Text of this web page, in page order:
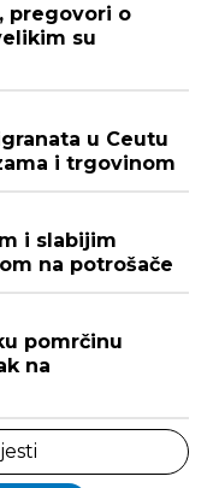
pregovori o
su
u Ceutu
i trgovinom
i slabijim
na potrošače
pomrčinu
na